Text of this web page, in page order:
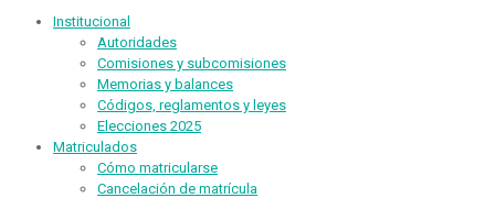
Institucional
Autoridades
Comisiones y subcomisiones
Memorias y balances
Códigos, reglamentos y leyes
Elecciones 2025
Matriculados
Cómo matricularse
Cancelación de matrícula